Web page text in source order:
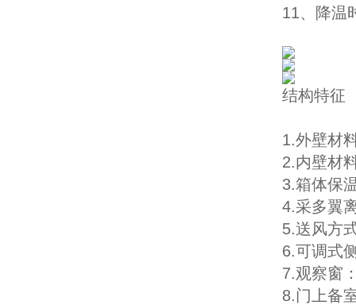
11、降温
结构特征
1.外壁材
2.内壁材
3.箱体保
4.采多翼
5.送风方
6.可调式
7.观察窗
8.门上备